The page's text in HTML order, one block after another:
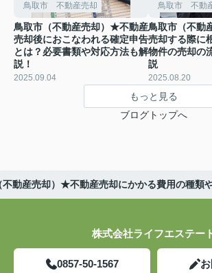
鳥取市 不動産売却
鳥取市（不動産売却）★不動産
売却後におこなわれる確定申告
とは？必要書類や対応方法も解
説！
2025.09.04
鳥取市 不動
鳥取市（不動
売却する際に
物件の売却の
説
2025.08.20
もっと見る
ブログトップへ
不動産売却）★不動産売却にかかる費用の種類
株式会社ライフエステー
0857-50-1567